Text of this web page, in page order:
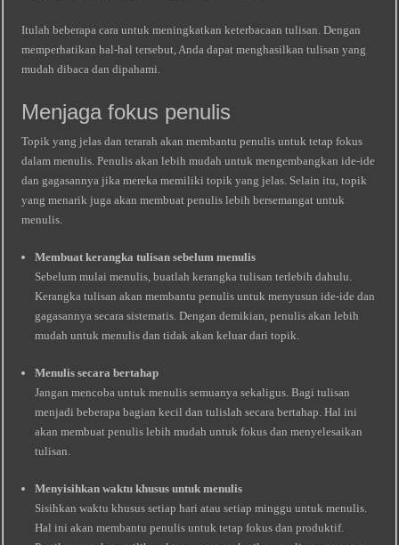
Itulah beberapa cara untuk meningkatkan keterbacaan tulisan. Dengan
memperhatikan hal-hal tersebut, Anda dapat menghasilkan tulisan yang
mudah dibaca dan dipahami.
Menjaga fokus penulis
Topik yang jelas dan terarah akan membantu penulis untuk tetap fokus
dalam menulis. Penulis akan lebih mudah untuk mengembangkan ide-ide
dan gagasannya jika mereka memiliki topik yang jelas. Selain itu, topik
yang menarik juga akan membuat penulis lebih bersemangat untuk
menulis.
Membuat kerangka tulisan sebelum menulis
Sebelum mulai menulis, buatlah kerangka tulisan terlebih dahulu.
Kerangka tulisan akan membantu penulis untuk menyusun ide-ide dan
gagasannya secara sistematis. Dengan demikian, penulis akan lebih
mudah untuk menulis dan tidak akan keluar dari topik.
Menulis secara bertahap
Jangan mencoba untuk menulis semuanya sekaligus. Bagi tulisan
menjadi beberapa bagian kecil dan tulislah secara bertahap. Hal ini
akan membuat penulis lebih mudah untuk fokus dan menyelesaikan
tulisan.
Menyisihkan waktu khusus untuk menulis
Sisihkan waktu khusus setiap hari atau setiap minggu untuk menulis.
Hal ini akan membantu penulis untuk tetap fokus dan produktif.